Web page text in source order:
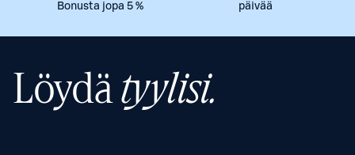
Bonusta jopa 5 %
päivää
Löydätyylisi.